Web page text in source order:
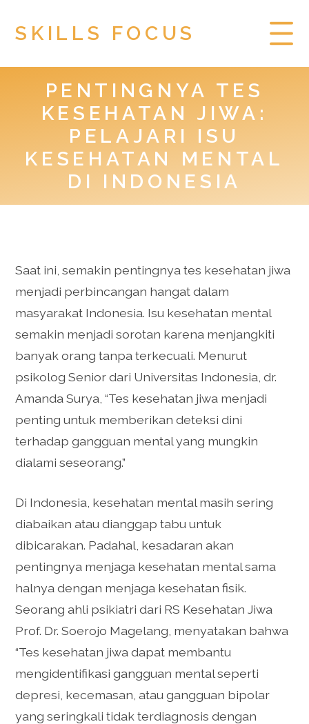
SKILLS FOCUS
HOME
PRIVACY POLICY
TOGEL HONGKONG
PENTINGNYA TES
KESEHATAN JIWA:
PELAJARI ISU
KESEHATAN MENTAL
DI INDONESIA
Saat ini, semakin pentingnya tes kesehatan jiwa
menjadi perbincangan hangat dalam
masyarakat Indonesia. Isu kesehatan mental
semakin menjadi sorotan karena menjangkiti
banyak orang tanpa terkecuali. Menurut
psikolog Senior dari Universitas Indonesia, dr.
Amanda Surya, “Tes kesehatan jiwa menjadi
penting untuk memberikan deteksi dini
terhadap gangguan mental yang mungkin
dialami seseorang.”
Di Indonesia, kesehatan mental masih sering
diabaikan atau dianggap tabu untuk
dibicarakan. Padahal, kesadaran akan
pentingnya menjaga kesehatan mental sama
halnya dengan menjaga kesehatan fisik.
Seorang ahli psikiatri dari RS Kesehatan Jiwa
Prof. Dr. Soerojo Magelang, menyatakan bahwa
“Tes kesehatan jiwa dapat membantu
mengidentifikasi gangguan mental seperti
depresi, kecemasan, atau gangguan bipolar
yang seringkali tidak terdiagnosis dengan